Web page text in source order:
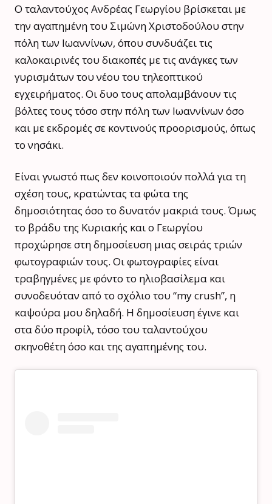
Ο ταλαντούχος Ανδρέας Γεωργίου βρίσκεται με
την αγαπημένη του Σιμώνη Χριστοδούλου στην
πόλη των Ιωαννίνων, όπου συνδυάζει τις
καλοκαιρινές του διακοπές με τις ανάγκες των
γυρισμάτων του νέου του τηλεοπτικού
εγχειρήματος. Οι δυο τους απολαμβάνουν τις
βόλτες τους τόσο στην πόλη των Ιωαννίνων όσο
και με εκδρομές σε κοντινούς προορισμούς, όπως
το νησάκι.
Είναι γνωστό πως δεν κοινοποιούν πολλά για τη
σχέση τους, κρατώντας τα φώτα της
δημοσιότητας όσο το δυνατόν μακριά τους. Όμως
το βράδυ της Κυριακής και ο Γεωργίου
προχώρησε στη δημοσίευση μιας σειράς τριών
φωτογραφιών τους. Οι φωτογραφίες είναι
τραβηγμένες με φόντο το ηλιοβασίλεμα και
συνοδευόταν από το σχόλιο του “my crush”, η
καψούρα μου δηλαδή. Η δημοσίευση έγινε και
στα δύο προφίλ, τόσο του ταλαντούχου
σκηνοθέτη όσο και της αγαπημένης του.